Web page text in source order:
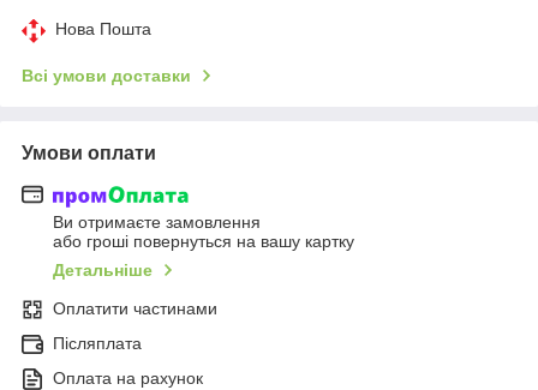
Нова Пошта
Всі умови доставки
Умови оплати
Ви отримаєте замовлення
або гроші повернуться на вашу картку
Детальніше
Оплатити частинами
Післяплата
Оплата на рахунок